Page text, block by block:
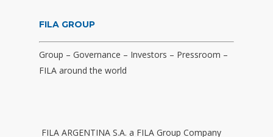
FILA GROUP
Group – Governance – Investors – Pressroom –
FILA around the world
FILA ARGENTINA S.A. a FILA Group Company